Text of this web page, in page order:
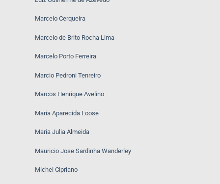
Marcelo Cerqueira
Marcelo de Brito Rocha Lima
Marcelo Porto Ferreira
Marcio Pedroni Tenreiro
Marcos Henrique Avelino
Maria Aparecida Loose
Maria Julia Almeida
Mauricio Jose Sardinha Wanderley
Michel Cipriano